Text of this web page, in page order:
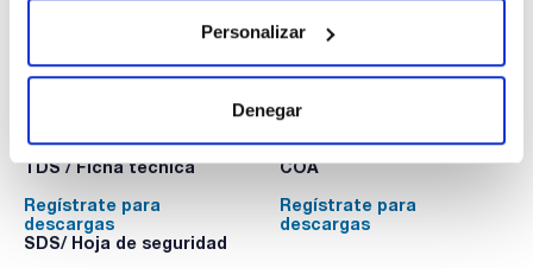
Personalizar
Denegar
Documentación técnica
TDS / Ficha técnica
Regístrate para
descargas
COA
Regístrate para
descargas
SDS/ Hoja de seguridad